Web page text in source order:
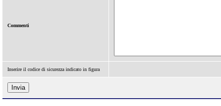
Commenti
Inserire il codice di sicurezza indicato in figura